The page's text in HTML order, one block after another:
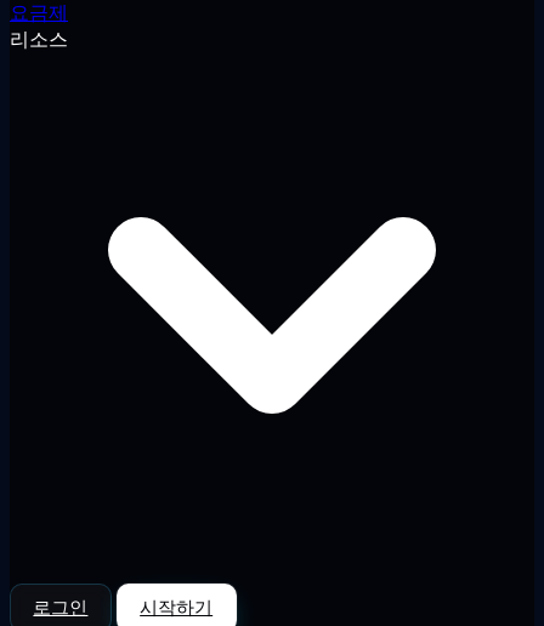
요금제
리소스
로그인 시작하기